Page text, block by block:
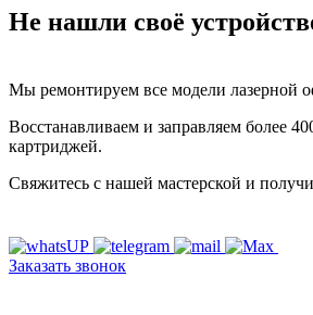
Не нашли своё
Мы ремонтируем все модели лазерной
Восстанавливаем и заправляем более
картриджей.
Свяжитесь с нашей мастерской и
Заказать звонок